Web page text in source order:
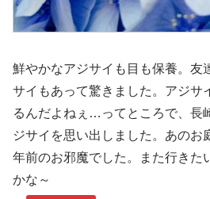
鮮やかなアジサイも目も保養。友
サイもあって驚きました。アジサ
るんだよねぇ…ってところで、長
ジサイを思い出しました。あの
年前のお邪魔でした。また行きた
かな～